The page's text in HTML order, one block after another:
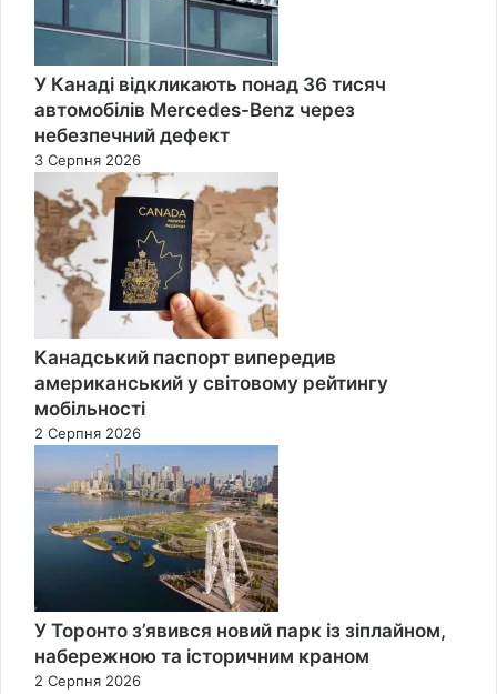
У Канаді відкликають понад 36 тисяч
автомобілів Mercedes-Benz через
небезпечний дефект
3 Серпня 2026
Канадський паспорт випередив
американський у світовому рейтингу
мобільності
2 Серпня 2026
У Торонто з’явився новий парк із зіплайном,
набережною та історичним краном
2 Серпня 2026